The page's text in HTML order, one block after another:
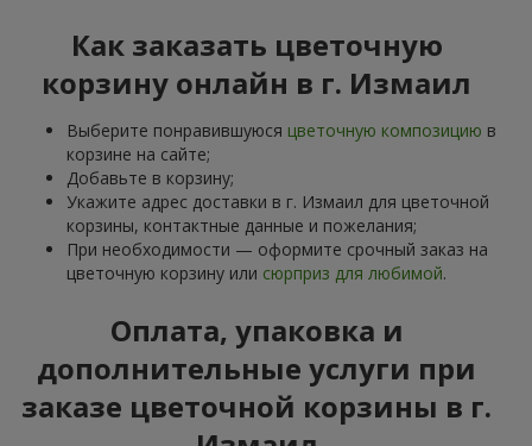
Как заказать цветочную
корзину онлайн в г. Измаил
Выберите понравившуюся цветочную композицию в
корзине на сайте;
Добавьте в корзину;
Укажите адрес доставки в г. Измаил для цветочной
корзины, контактные данные и пожелания;
При необходимости — оформите срочный заказ на
цветочную корзину или сюрприз для любимой.
Оплата, упаковка и
дополнительные услуги при
заказе цветочной корзины в г.